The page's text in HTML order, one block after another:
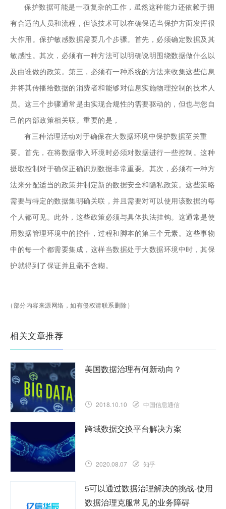
保护数据可能是一项复杂的工作，虽然这种能力还依赖于拥
有合适的人员和流程，但该技术可以在确保适当保护方面发挥很
大作用。保护敏感数据需要几个步骤。首先，必须确定数据及其
敏感性。其次，必须有一种方法可以明确说明围绕数据做什么以
及由谁做的政策。第三，必须有一种系统的方法来收集这些信息
并将其传播给数据的消费者和能够对信息实施物理控制的技术人
员。这三个步骤通常是由实现合规性的需要驱动的，但也与您自
己的内部政策相关联。重要的是，
有三种治理活动对于确保在大数据环境中保护数据至关重
要。首先，在将数据带入环境时必须对数据进行一些控制。这种
摄取控制对于确保正确识别数据非常重要。其次，必须有一种方
法来分配适当的政策并制定新的数据安全和隐私政策。这些策略
需要与特定的数据集明确关联，并且需要对可以使用该数据的每
个人都可见。此外，这些政策必须与具体执法挂钩。这通常是使
用数据管理环境中的控件，过程和脚本的第三个元素。这些事物
中的每一个都需要集成，这样当数据处于大数据环境中时，其保
护就得到了保证并且毫不含糊。
（部分内容来源网络，如有侵权请联系删除）
相关文章推荐
美国数据治理有何新动向？
2018.10.10 中国信息通信
跨域数据交换平台解决方案
2020.08.07 知乎
5可以通过数据治理解决的挑战-使用
数据治理克服常见的业务障碍